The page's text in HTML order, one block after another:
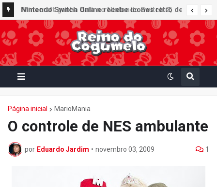
Nintendo Switch Online recebe ícones retrô de
Mario Paint (SNES) e Mario Kart: Super Circuit
(GBA)
Página inicial MarioMania
O controle de NES ambulante
por Eduardo Jardim • novembro 03, 2009 1